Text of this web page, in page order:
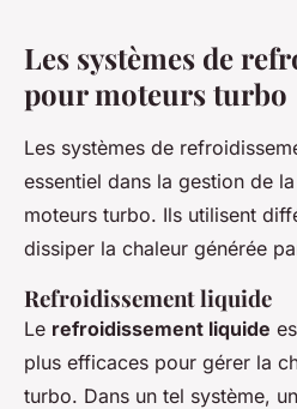
Les systèmes de
pour moteurs turbo
Les systèmes de
essentiel dans la gestion de
moteurs turbo. Ils utilisent
dissiper la chaleur générée
Refroidissement liquide
Le refroidissement liquide
plus efficaces pour gérer la
turbo. Dans un tel système, un